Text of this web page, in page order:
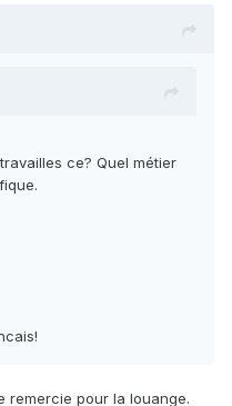
ce? Quel métier
remercie pour la louange.